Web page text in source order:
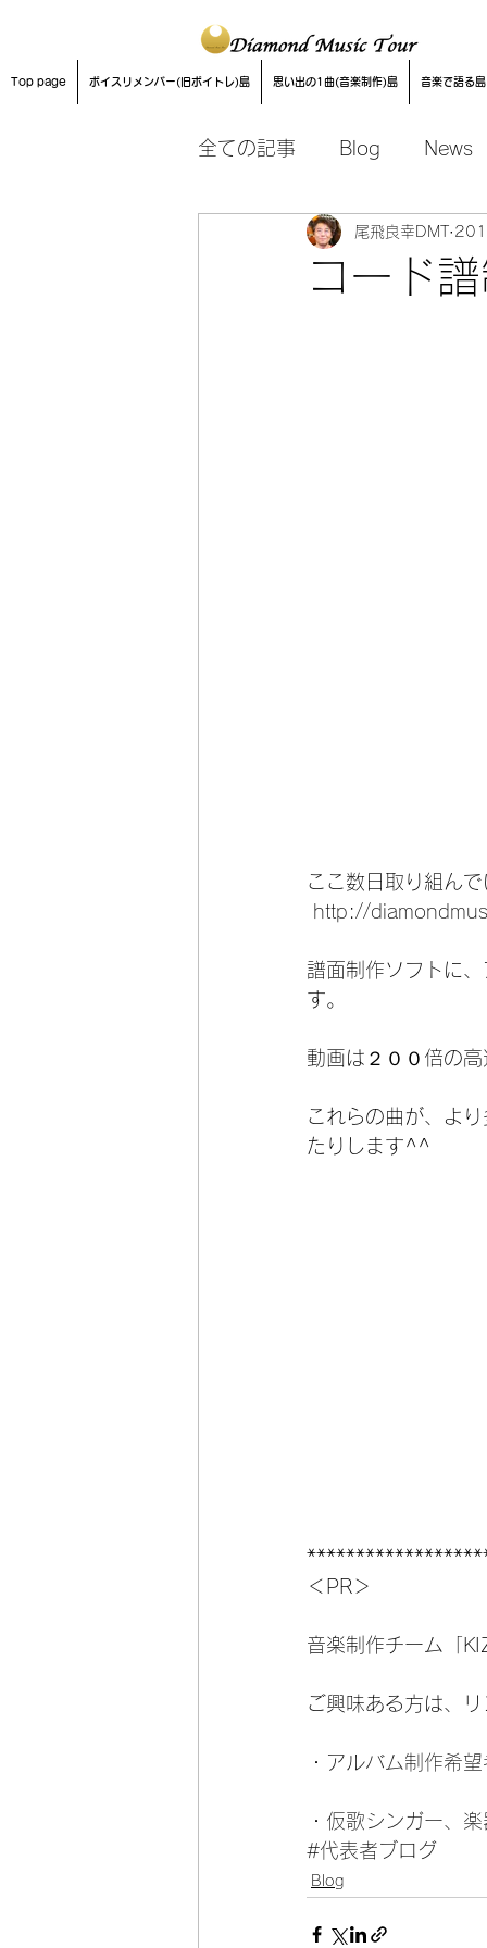
Top page ボイスリメンバー(旧ボイトレ)島 思い出の1曲(音楽制作)島 音楽で語る島
全ての記事 Blog News
音楽制作
コード
尾飛良幸DMT
ここ数日取り組ん
http://
譜面制作ソフトに
す。
動画は２００倍の
これらの曲が、よ
たりします^^
＜PR＞
音楽制作チーム「
ご興味ある方は、
・ アルバム制作希
・ 仮歌シンガー、
#代表者ブログ
Blog